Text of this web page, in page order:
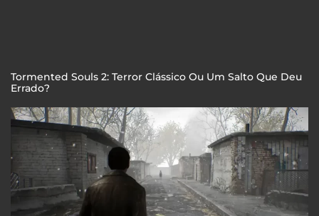
Tormented Souls 2: Terror Clássico Ou Um Salto Que Deu
Errado?